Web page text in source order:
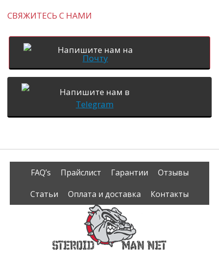
СВЯЖИТЕСЬ С НАМИ
Напишите нам на
Почту
Напишите нам в
Telegram
FAQ’s Прайслист Гарантии
Отзывы
Статьи
Оплата и доставка Контакты